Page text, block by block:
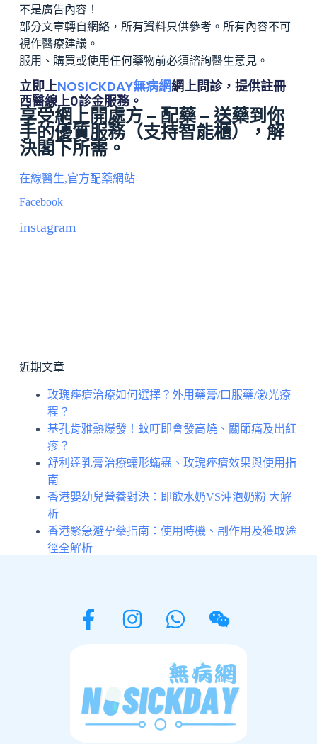
不是廣告內容！
部分文章轉自網絡，所有資料只供參考。所有內容不可
視作醫療建議。
服用、購買或使用任何藥物前必須諮詢醫生意見。
立即上NOSICKDAY無病網網上問診，提供註冊
西醫線上0診金服務。
享受網上開處方 – 配藥 – 送藥到你
手的優質服務（支持智能櫃），解
決閣下所需。
在線醫生,官方配藥網站
Facebook
instagram
近期文章
玫瑰痤瘡治療如何選擇？外用藥膏/口服藥/激光療
程？
基孔肯雅熱爆發！蚊叮即會發高燒、關節痛及出紅
疹？
舒利達乳膏治療蠕形蟎蟲、玫瑰痤瘡效果與使用指
南
香港嬰幼兒營養對決：即飲水奶VS沖泡奶粉 大解
析
香港緊急避孕藥指南：使用時機、副作用及獲取途
徑全解析